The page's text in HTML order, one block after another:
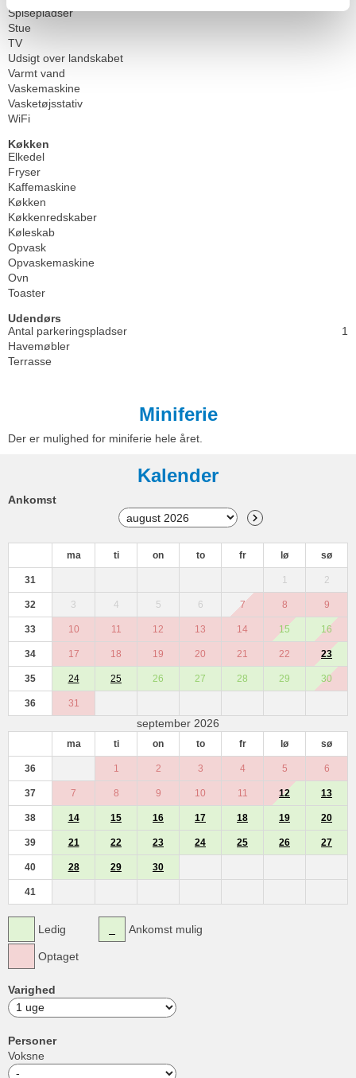
Spisepladser
Stue
TV
Udsigt over landskabet
Varmt vand
Vaskemaskine
Vasketøjsstativ
WiFi
Køkken
Elkedel
Fryser
Kaffemaskine
Køkken
Køkkenredskaber
Køleskab
Opvask
Opvaskemaskine
Ovn
Toaster
Udendørs
Antal parkeringspladser
1
Havemøbler
Terrasse
Miniferie
Der er mulighed for miniferie hele året.
Kalender
Ankomst
ma ti on to fr lø sø
31 1 2
32 3 4 5 6 7 8 9
33 10 11 12 13 14 15 16
34 17 18 19 20 21 22 23
35 24 25 26 27 28 29 30
36 31
september 2026
ma ti on to fr lø sø
36 1 2 3 4 5 6
37 7 8 9 10 11 12 13
38 14 15 16 17 18 19 20
39 21 22 23 24 25 26 27
40 28 29 30
41
Ledig
Optaget
Ankomst mulig
Varighed
Personer
Voksne